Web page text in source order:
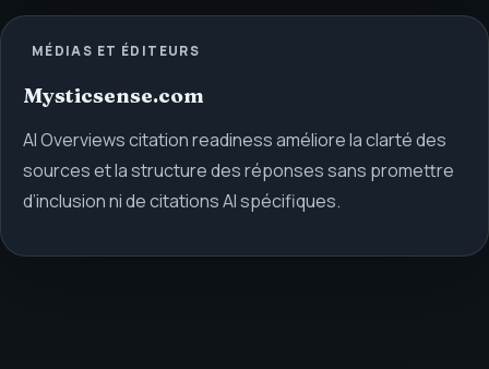
MÉDIAS ET ÉDITEURS
Mysticsense.com
AI Overviews citation readiness améliore la clarté des
sources et la structure des réponses sans promettre
d’inclusion ni de citations AI spécifiques.